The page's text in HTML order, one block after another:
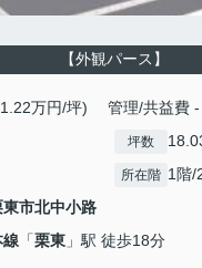
【外観パース】
万円/坪) 管理/共益費 -
坪数
所在階 1階/
東市北中小路
線 「栗東 」駅 徒歩18分